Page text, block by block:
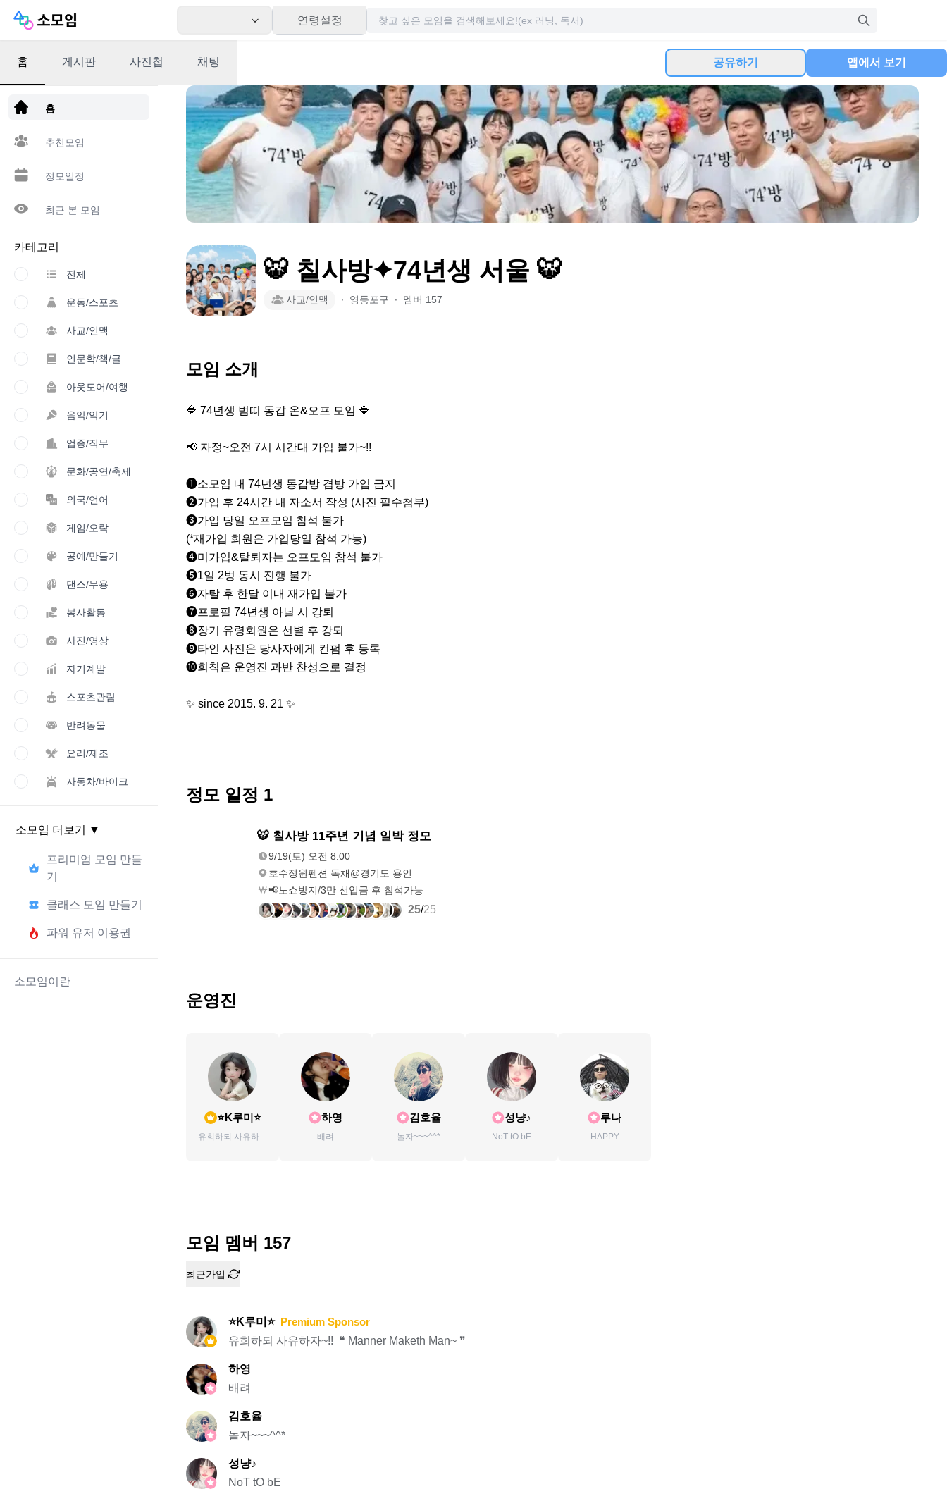
연령설정
앱 다운로드
홈
추천모임
정모일정
최근 본 모임
카테고리
전체
운동/스포츠
사교/인맥
인문학/책/글
아웃도어/여행
음악/악기
업종/직무
문화/공연/축제
외국/언어
게임/오락
공예/만들기
댄스/무용
봉사활동
사진/영상
자기계발
스포츠관람
반려동물
요리/제조
자동차/바이크
소모임 더보기 ▼
프리미엄 모임 만들
기
클래스 모임 만들기
파워 유저 이용권
소모임이란
홈 게시판 사진첩 채팅 공유하기 앱에서 보기
🐯 칠사방✦74년생 서울 🐯
사교/인맥 ∙ 영등포구 ∙ 멤버 157
모임 소개
🔷️ 74년생 범띠 동갑 온&오프 모임 🔷️
📢 자정~오전 7시 시간대 가입 불가~!!
❶소모임 내 74년생 동갑방 겸방 가입 금지
❷가입 후 24시간 내 자소서 작성 (사진 필수첨부)
❸가입 당일 오프모임 참석 불가
(*재가입 회원은 가입당일 참석 가능)
❹미가입&탈퇴자는 오프모임 참석 불가
❺1일 2벙 동시 진행 불가
❻자탈 후 한달 이내 재가입 불가
❼프로필 74년생 아닐 시 강퇴
❽장기 유령회원은 선별 후 강퇴
❾타인 사진은 당사자에게 컨펌 후 등록
❿회칙은 운영진 과반 찬성으로 결정
✨️ since 2015. 9. 21 ✨️
정모 일정 1
🐯 칠사방 11주년 기념 일박 정모
9/19(토) 오전 8:00
호수정원펜션 독채@경기도 용인
📢노쇼방지/3만 선입금 후 참석가능
25/25
운영진
⭐K루미⭐
유희하되 사유하자
하영
배려
김호율
놀자~~~^^*
성냥♪
NoT tO bE
루나
HAPPY
모임 멤버 157
최근가입
⭐K루미⭐ Premium Sponsor
유희하되 사유하자~!! ❝ Manner Maketh Man~ ❞
하영
배려
김호율
놀자~~~^^*
성냥♪
NoT tO bE